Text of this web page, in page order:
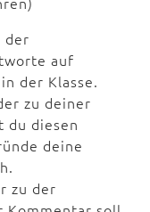
der
auf
der Klasse.
zu deiner
du diesen
deine
zu der